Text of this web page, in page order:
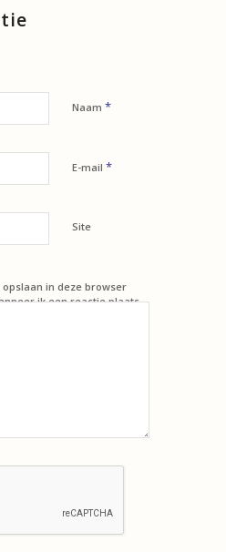
Naam *
E-mail *
Site
in deze browser
ik een reactie plaats.